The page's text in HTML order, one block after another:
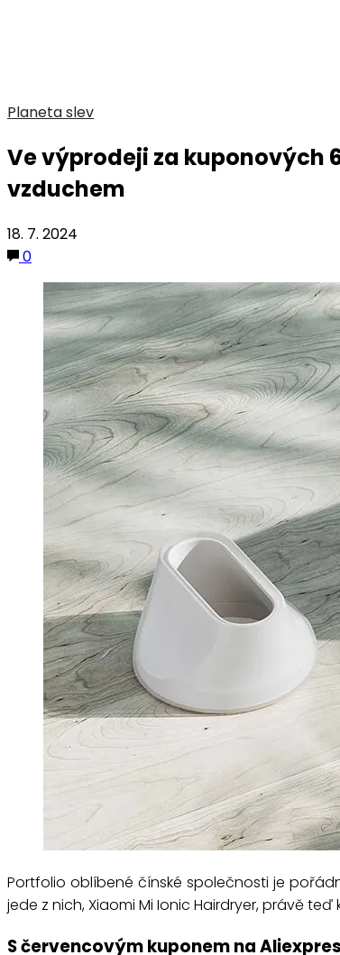
Planeta slev
Ve výprodeji za kuponových
vzduchem
18. 7. 2024
0
Portfolio oblíbené čínské společnosti je
jede z nich, Xiaomi Mi Ionic Hairdryer, právě
S červencovým kuponem na